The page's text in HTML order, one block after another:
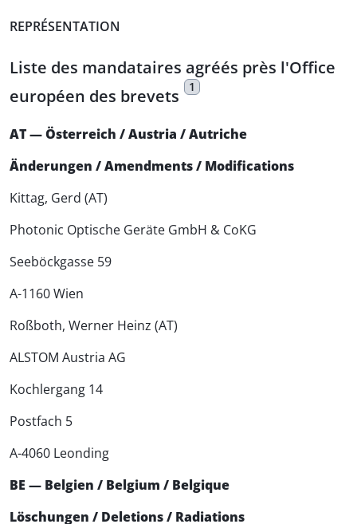
REPRÉSENTATION
Liste des mandataires agréés près l'Office
européen des brevets
1
AT — Österreich / Austria / Autriche
Änderungen / Amendments / Modifications
Kittag, Gerd (AT)
Photonic Optische Geräte GmbH & CoKG
Seeböckgasse 59
A-1160 Wien
Roßboth, Werner Heinz (AT)
ALSTOM Austria AG
Kochlergang 14
Postfach 5
A-4060 Leonding
BE — Belgien / Belgium / Belgique
Löschungen / Deletions / Radiations